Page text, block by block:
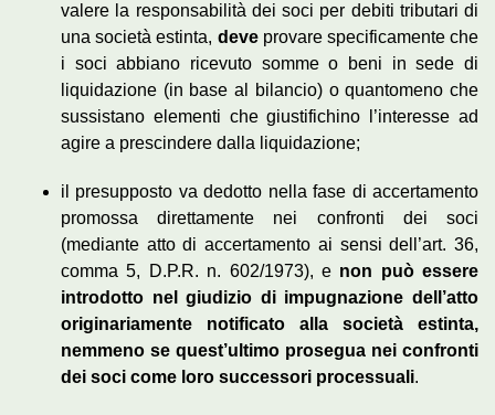
valere la responsabilità dei soci per debiti tributari di
una società estinta, deveprovare specificamente che
i soci abbiano ricevuto somme o beni in sede di
liquidazione (in base al bilancio) o quantomeno che
sussistano elementi che giustifichino l’interesse ad
agire a prescindere dalla liquidazione;
il presupposto va dedotto nella fase di accertamento
promossa direttamente nei confronti dei soci
(mediante atto di accertamento ai sensi dell’art. 36,
comma 5, D.P.R. n. 602/1973), e non può essere
introdotto nel giudizio di impugnazione dell’atto
originariamente notificato alla società estinta,
nemmeno se quest’ultimo prosegua nei confronti
dei soci come loro successori processuali.